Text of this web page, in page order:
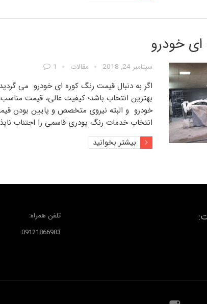
خودرو
سپتامبر 24, 2018 مقالات 1
اگر به دنبالقیمت رنگ کوره ای خودرو می
بهترین انتخاب باشد؛ کیفیت عالی، قیمت
خودرو و البته نیروی متخصص و پایین بودن
انتخابخدمات رنگ پودری قاسمی را اجتناب
بیشتر بخوانید
تلفن همراه:
09121866983